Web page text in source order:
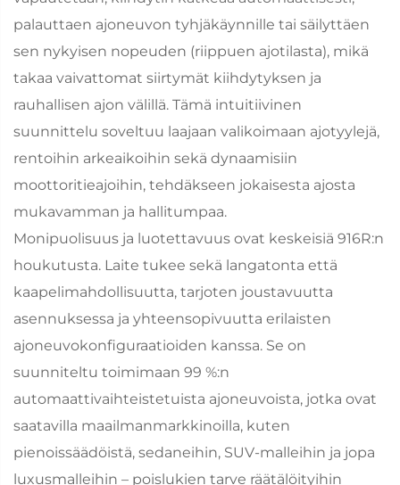
palauttaen ajoneuvon tyhjäkäynnille tai säilyttäen
sen nykyisen nopeuden (riippuen ajotilasta), mikä
takaa vaivattomat siirtymät kiihdytyksen ja
rauhallisen ajon välillä. Tämä intuitiivinen
suunnittelu soveltuu laajaan valikoimaan ajotyylejä,
rentoihin arkeaikoihin sekä dynaamisiin
moottoritieajoihin, tehdäkseen jokaisesta ajosta
mukavamman ja hallitumpaa.
Monipuolisuus ja luotettavuus ovat keskeisiä 916R:n
houkutusta. Laite tukee sekä langatonta että
kaapelimahdollisuutta, tarjoten joustavuutta
asennuksessa ja yhteensopivuutta erilaisten
ajoneuvokonfiguraatioiden kanssa. Se on
suunniteltu toimimaan 99 %:n
automaattivaihteistetuista ajoneuvoista, jotka ovat
saatavilla maailmanmarkkinoilla, kuten
pienoissäädöistä, sedaneihin, SUV-malleihin ja jopa
luxusmalleihin – poislukien tarve räätälöityihin